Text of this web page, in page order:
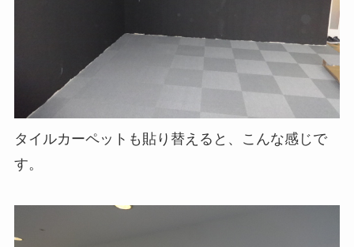
タイルカーペットも貼り替えると、こんな感じで
す。